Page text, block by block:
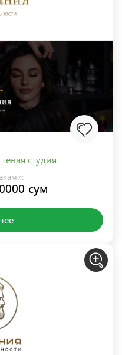
студия
сум